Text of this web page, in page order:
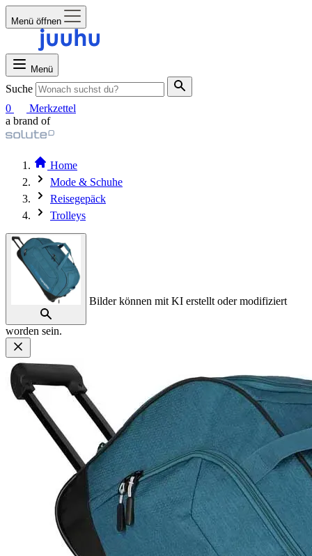
Menü öffnen
Menü
Suche
0
Merkzettel
a brand of
Home
Mode & Schuhe
Reisegepäck
Trolleys
Bilder können mit KI erstellt oder modifiziert
worden sein.